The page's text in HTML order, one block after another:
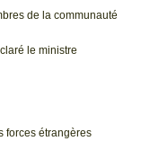
de la communauté
le ministre
forces étrangères